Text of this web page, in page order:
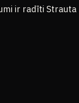
ir radīti Strauta